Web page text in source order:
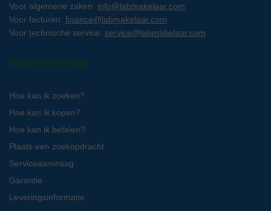
Voor algemene zaken: info@labmakelaar.com
Voor facturen: finance@labmakelaar.com
Voor technische service: service@labmakelaar.com
Kopersinformatie
Hoe kan ik zoeken?
Hoe kan ik kopen?
Hoe kan ik betalen?
Plaats een zoekopdracht
Serviceaanvraag
Garantie
Leveringsinformatie